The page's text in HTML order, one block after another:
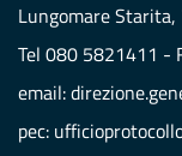
Lungomare
Tel 080 5821411 -
email:
pec: